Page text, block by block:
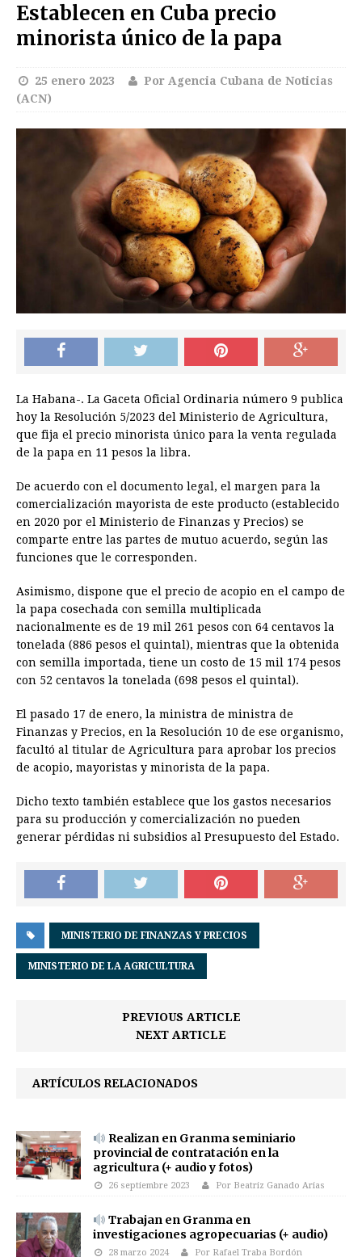
Establecen en Cuba precio
minorista único de la papa
25 enero 2023
Por Agencia Cubana de Noticias
(ACN)
La Habana-. La Gaceta Oficial Ordinaria número 9 publica
hoy la Resolución 5/2023 del Ministerio de Agricultura,
que fija el precio minorista único para la venta regulada
de la papa en 11 pesos la libra.
De acuerdo con el documento legal, el margen para la
comercialización mayorista de este producto (establecido
en 2020 por el Ministerio de Finanzas y Precios) se
comparte entre las partes de mutuo acuerdo, según las
funciones que le corresponden.
Asimismo, dispone que el precio de acopio en el campo de
la papa cosechada con semilla multiplicada
nacionalmente es de 19 mil 261 pesos con 64 centavos la
tonelada (886 pesos el quintal), mientras que la obtenida
con semilla importada, tiene un costo de 15 mil 174 pesos
con 52 centavos la tonelada (698 pesos el quintal).
El pasado 17 de enero, la ministra de ministra de
Finanzas y Precios, en la Resolución 10 de ese organismo,
facultó al titular de Agricultura para aprobar los precios
de acopio, mayoristas y minorista de la papa.
Dicho texto también establece que los gastos necesarios
para su producción y comercialización no pueden
generar pérdidas ni subsidios al Presupuesto del Estado.
MINISTERIO DE FINANZAS Y PRECIOS
MINISTERIO DE LA AGRICULTURA
PREVIOUS ARTICLE
NEXT ARTICLE
ARTÍCULOS RELACIONADOS
Realizan en Granma seminiario
provincial de contratación en la
agricultura (+ audio y fotos)
26 septiembre 2023 Por Beatriz Ganado Arias
Trabajan en Granma en
investigaciones agropecuarias (+ audio)
28 marzo 2024 Por Rafael Traba Bordón